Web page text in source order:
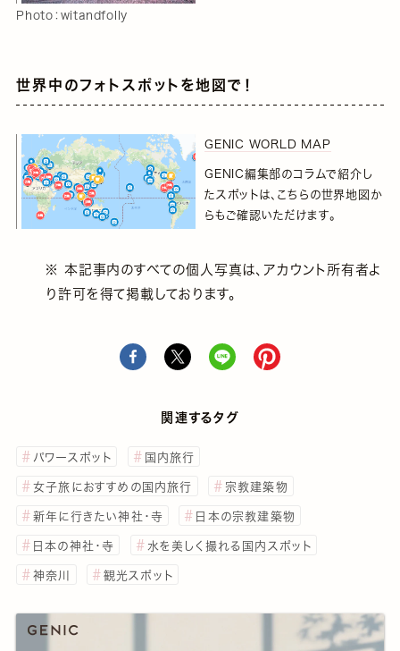
Photo：witandfolly
世界中のフォトスポットを地図で！
GENIC WORLD MAP
GENIC編集部のコラムで紹介し
たスポットは、こちらの世界地図か
らもご確認いただけます。
※ 本記事内のすべての個人写真は、アカウント所有者よ
り許可を得て掲載しております。
関連するタグ
パワースポット 国内旅行
女子旅におすすめの国内旅行 宗教建築物
新年に行きたい神社・寺 日本の宗教建築物
日本の神社・寺 水を美しく撮れる国内スポット
神奈川 観光スポット